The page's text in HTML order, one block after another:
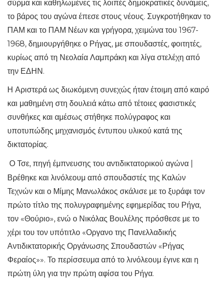
σύρμα και καθηλωμένες τις λοιπές δημοκρατικές δυνάμεις,
το βάρος του αγώνα έπεσε στους νέους. Συγκροτήθηκαν το
ΠΑΜ και το ΠΑΜ Νέων και γρήγορα, χειμώνα του 1967-
1968, δημιουργήθηκε ο Ρήγας, με σπουδαστές, φοιτητές,
κυρίως από τη Νεολαία Λαμπράκη και λίγα στελέχη από
την ΕΔΗΝ.
Η Αριστερά ως διωκόμενη συνεχώς ήταν έτοιμη από καιρό
και μαθημένη στη δουλειά κάτω από τέτοιες φασιστικές
συνθήκες και αμέσως στήθηκε πολύγραφος και
υποτυπώδης μηχανισμός έντυπου υλικού κατά της
δικτατορίας.
Ο Τσε, πηγή έμπνευσης του αντιδικτατορικού αγώνα |
Βρέθηκε και λινόλεουμ από σπουδαστές της Καλών
Τεχνών και ο Μίμης Μανωλάκος σκάλισε με το ξυράφι τον
πρώτο τίτλο της πολυγραφημένης εφημερίδας του Ρήγα,
τον «Θούριο», ενώ ο Νικόλας Βουλέλης πρόσθεσε με το
χέρι του τον υπότιτλο «Οργανο της Πανελλαδικής
Αντιδικτατορικής Οργάνωσης Σπουδαστών «Ρήγας
Φεραίος»». Το περίσσευμα από το λινόλεουμ έγινε και η
πρώτη ύλη για την πρώτη αφίσα του Ρήγα.